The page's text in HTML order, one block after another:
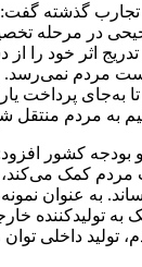
تجارب گذشته
ترجیحی در مرحله
اثر خود را
مردم نمی‌رسد.
به‌جای پرداخت
به مردم منتقل
کشور افزود:
کمک می‌کند،
به عنوان
به تولیدکننده
تولید داخلی